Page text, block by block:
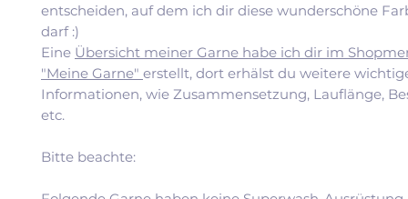
entscheiden, auf dem ich dir diese wunderschöne
darf :)
Eine Übersicht meiner Garne habe ich dir im
"Meine Garne" erstellt, dort erhälst du weitere
Informationen, wie Zusammensetzung, Lauflänge,
etc.
Bitte beachte: